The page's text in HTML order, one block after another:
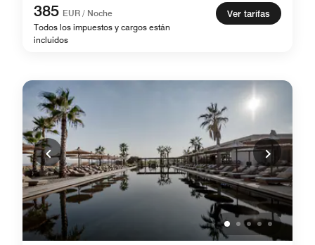
385 EUR / Noche
Todos los impuestos y cargos están
incluidos
Ver tarifas